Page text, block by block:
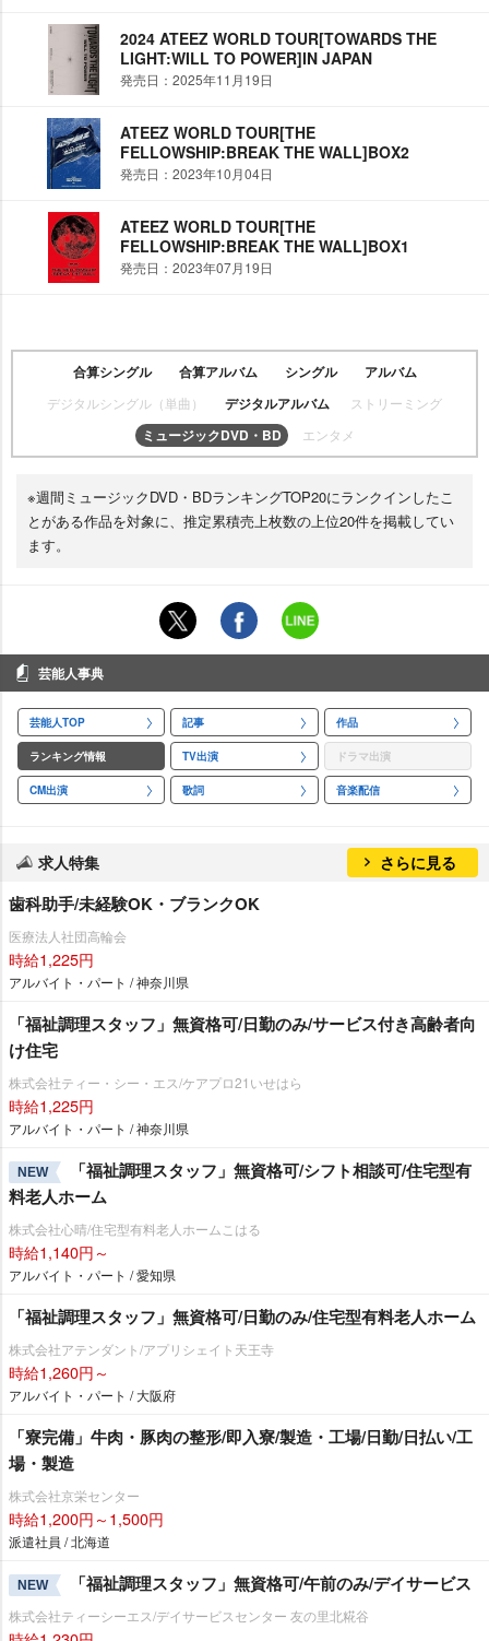
2024 ATEEZ WORLD TOUR[TOWARDS THE
LIGHT:WILL TO POWER]IN JAPAN
発売日：2025年11月19日
ATEEZ WORLD TOUR[THE
FELLOWSHIP:BREAK THE WALL]BOX2
発売日：2023年10月04日
ATEEZ WORLD TOUR[THE
FELLOWSHIP:BREAK THE WALL]BOX1
発売日：2023年07月19日
合算シングル 合算アルバム シングル アルバム
デジタルシングル（単曲） デジタルアルバム ストリーミング
ミュージックDVD・BD エンタメ
※週間ミュージックDVD・BDランキングTOP20にランクインしたこ
とがある作品を対象に、推定累積売上枚数の上位20件を掲載してい
ます。
芸能人事典
芸能人TOP 記事 作品
ランキング情報 TV出演 ドラマ出演
CM出演 歌詞 音楽配信
求人特集 さらに見る
歯科助手/未経験OK・ブランクOK
医療法人社団高輪会
時給1,225円
アルバイト・パート / 神奈川県
「福祉調理スタッフ」無資格可/日勤のみ/サービス付き高齢者向
け住宅
株式会社ティー・シー・エス/ケアプロ21いせはら
時給1,225円
アルバイト・パート / 神奈川県
NEW
「福祉調理スタッフ」無資格可/シフト相談可/住宅型有
料老人ホーム
株式会社心晴/住宅型有料老人ホームこはる
時給1,140円～
アルバイト・パート / 愛知県
「福祉調理スタッフ」無資格可/日勤のみ/住宅型有料老人ホーム
株式会社アテンダント/アプリシェイト天王寺
時給1,260円～
アルバイト・パート / 大阪府
「寮完備」牛肉・豚肉の整形/即入寮/製造・工場/日勤/日払い/工
場・製造
株式会社京栄センター
時給1,200円～1,500円
派遣社員 / 北海道
NEW 「福祉調理スタッフ」無資格可/午前のみ/デイサービス
株式会社ティーシーエス/デイサービスセンター 友の里北糀谷